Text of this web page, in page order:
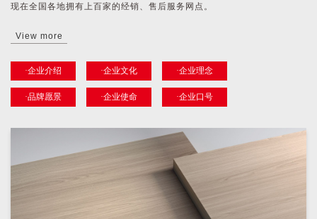
现在全国各地拥有上百家的经销、售后服务网点。
View more
·企业介绍 ·企业文化 ·企业理念
·品牌愿景 ·企业使命 ·企业口号